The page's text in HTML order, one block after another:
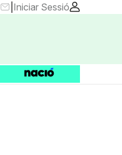
Iniciar Sessió